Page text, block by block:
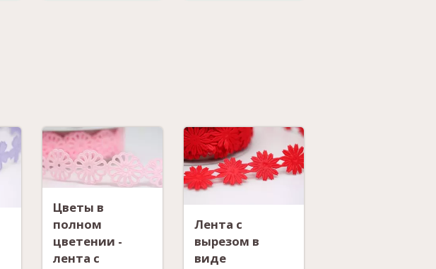
Цветы в
полном
цветении -
лента с
Лента с
вырезом в
виде